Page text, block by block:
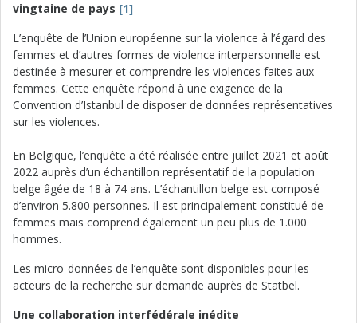
vingtaine de pays [1]
L’enquête de l’Union européenne sur la violence à l’égard des
femmes et d’autres formes de violence interpersonnelle est
destinée à mesurer et comprendre les violences faites aux
femmes. Cette enquête répond à une exigence de la
Convention d’Istanbul de disposer de données représentatives
sur les violences.
En Belgique, l’enquête a été réalisée entre juillet 2021 et août
2022 auprès d’un échantillon représentatif de la population
belge âgée de 18 à 74 ans. L’échantillon belge est composé
d’environ 5.800 personnes. Il est principalement constitué de
femmes mais comprend également un peu plus de 1.000
hommes.
Les micro-données de l’enquête sont disponibles pour les
acteurs de la recherche sur demande auprès de Statbel.
Une collaboration interfédérale inédite